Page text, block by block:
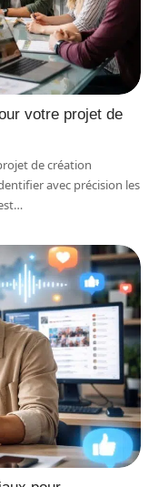
votre projet de
de création
avec précision les
…